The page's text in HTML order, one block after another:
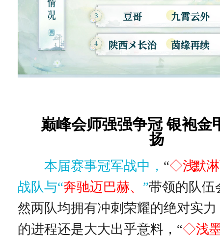
巅峰会师强强争冠 银袍金
扬
本届赛事冠军战中， “◇浅默
战队与“奔驰迈巴赫、 ”带领的队伍
然两队均拥有冲刺荣耀的绝对实
的进程还是大大出乎意料，“◇浅